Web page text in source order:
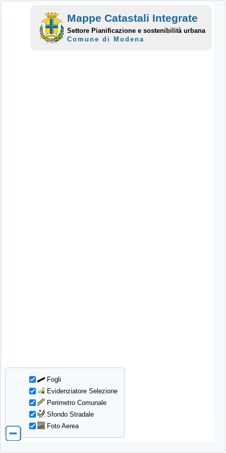
Fogli
Evidenziatore Selezione
Perimetro Comunale
Sfondo Stradale
Foto Aerea
Mappe Catastali Integrate
Settore Pianificazione e sostenibilità urbana
Comune di Modena